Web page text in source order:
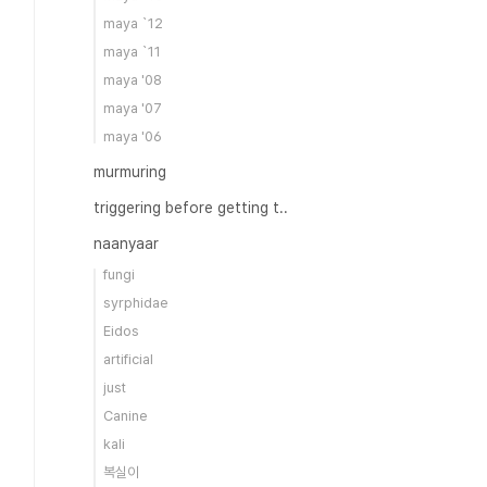
maya `12
maya `11
maya '08
maya '07
maya '06
murmuring
triggering before getting t..
naanyaar
fungi
syrphidae
Eidos
artificial
just
Canine
kali
복실이